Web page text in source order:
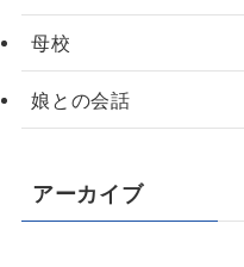
母校
娘との会話
アーカイブ